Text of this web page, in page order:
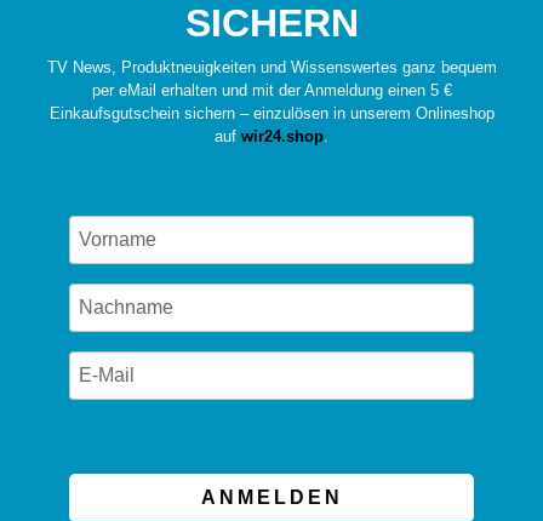
SICHERN
TV News, Produktneuigkeiten und Wissenswertes ganz bequem
per eMail erhalten und mit der Anmeldung einen 5 €
Einkaufsgutschein sichern – einzulösen in unserem Onlineshop
auf wir24.shop.
ANMELDEN